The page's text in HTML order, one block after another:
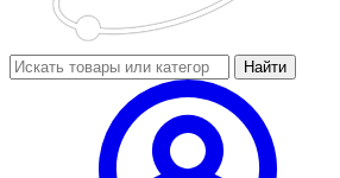
Найти